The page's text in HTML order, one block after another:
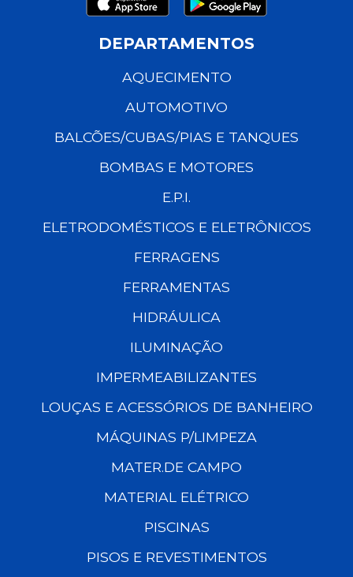
DEPARTAMENTOS
AQUECIMENTO
AUTOMOTIVO
BALCÕES/CUBAS/PIAS E TANQUES
BOMBAS E MOTORES
E.P.I.
ELETRODOMÉSTICOS E ELETRÔNICOS
FERRAGENS
FERRAMENTAS
HIDRÁULICA
ILUMINAÇÃO
IMPERMEABILIZANTES
LOUÇAS E ACESSÓRIOS DE BANHEIRO
MÁQUINAS P/LIMPEZA
MATER.DE CAMPO
MATERIAL ELÉTRICO
PISCINAS
PISOS E REVESTIMENTOS